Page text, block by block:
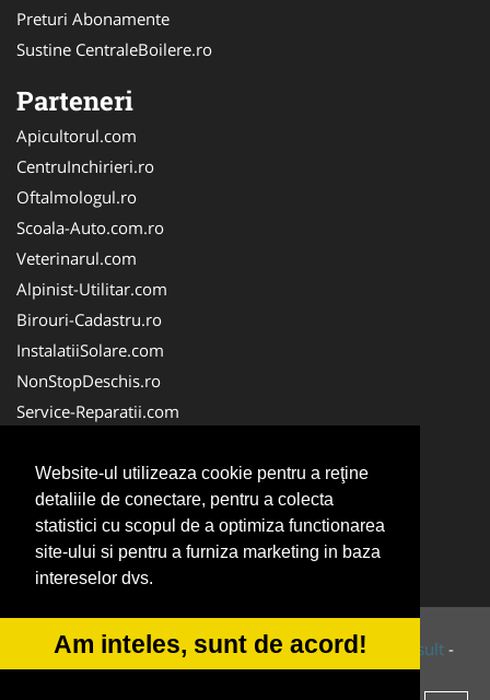
Website-ul utilizeaza cookie pentru a reţine
detaliile de conectare, pentru a colecta
statistici cu scopul de a optimiza functionarea
site-ului si pentru a furniza marketing in baza
intereselor dvs.
Am inteles, sunt de acord!
Preturi Abonamente
Sustine CentraleBoilere.ro
Parteneri
Apicultorul.com
CentruInchirieri.ro
Oftalmologul.ro
Scoala-Auto.com.ro
Veterinarul.com
Alpinist-Utilitar.com
Birouri-Cadastru.ro
InstalatiiSolare.com
NonStopDeschis.ro
Service-Reparatii.com
CuratareHota.com
FirmeTractariAuto.ro
SistemeFotovoltaice.com
TractariAsistentaRutiera.com
© 2014-2026 Powered byVilonMedia&Tokaido Consult -
ANPC SOL